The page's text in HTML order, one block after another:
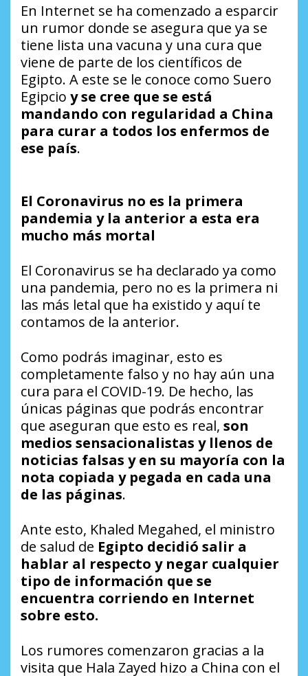
En Internet se ha comenzado a esparcir
un rumor donde se asegura que ya se
tiene lista una vacuna y una cura que
viene de parte de los científicos de
Egipto. A este se le conoce como Suero
Egipcio y se cree que se está
mandando con regularidad a China
para curar a todos los enfermos de
ese país.
El Coronavirus no es la primera
pandemia y la anterior a esta era
mucho más mortal
El Coronavirus se ha declarado ya como
una pandemia, pero no es la primera ni
las más letal que ha existido y aquí te
contamos de la anterior.
Como podrás imaginar, esto es
completamente falso y no hay aún una
cura para el COVID-19. De hecho, las
únicas páginas que podrás encontrar
que aseguran que esto es real, son
medios sensacionalistas y llenos de
noticias falsas y en su mayoría con la
nota copiada y pegada en cada una
de las páginas.
Ante esto, Khaled Megahed, el ministro
de salud de Egipto decidió salir a
hablar al respecto y negar cualquier
tipo de información que se
encuentra corriendo en Internet
sobre esto.
Los rumores comenzaron gracias a la
visita que Hala Zayed hizo a China con el